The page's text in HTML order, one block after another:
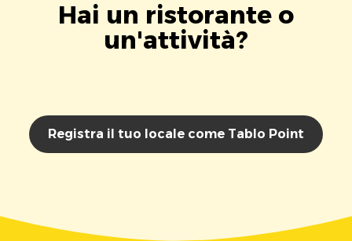
Hai un ristorante o
un'attività?
Registra il tuo locale come Tablo Point